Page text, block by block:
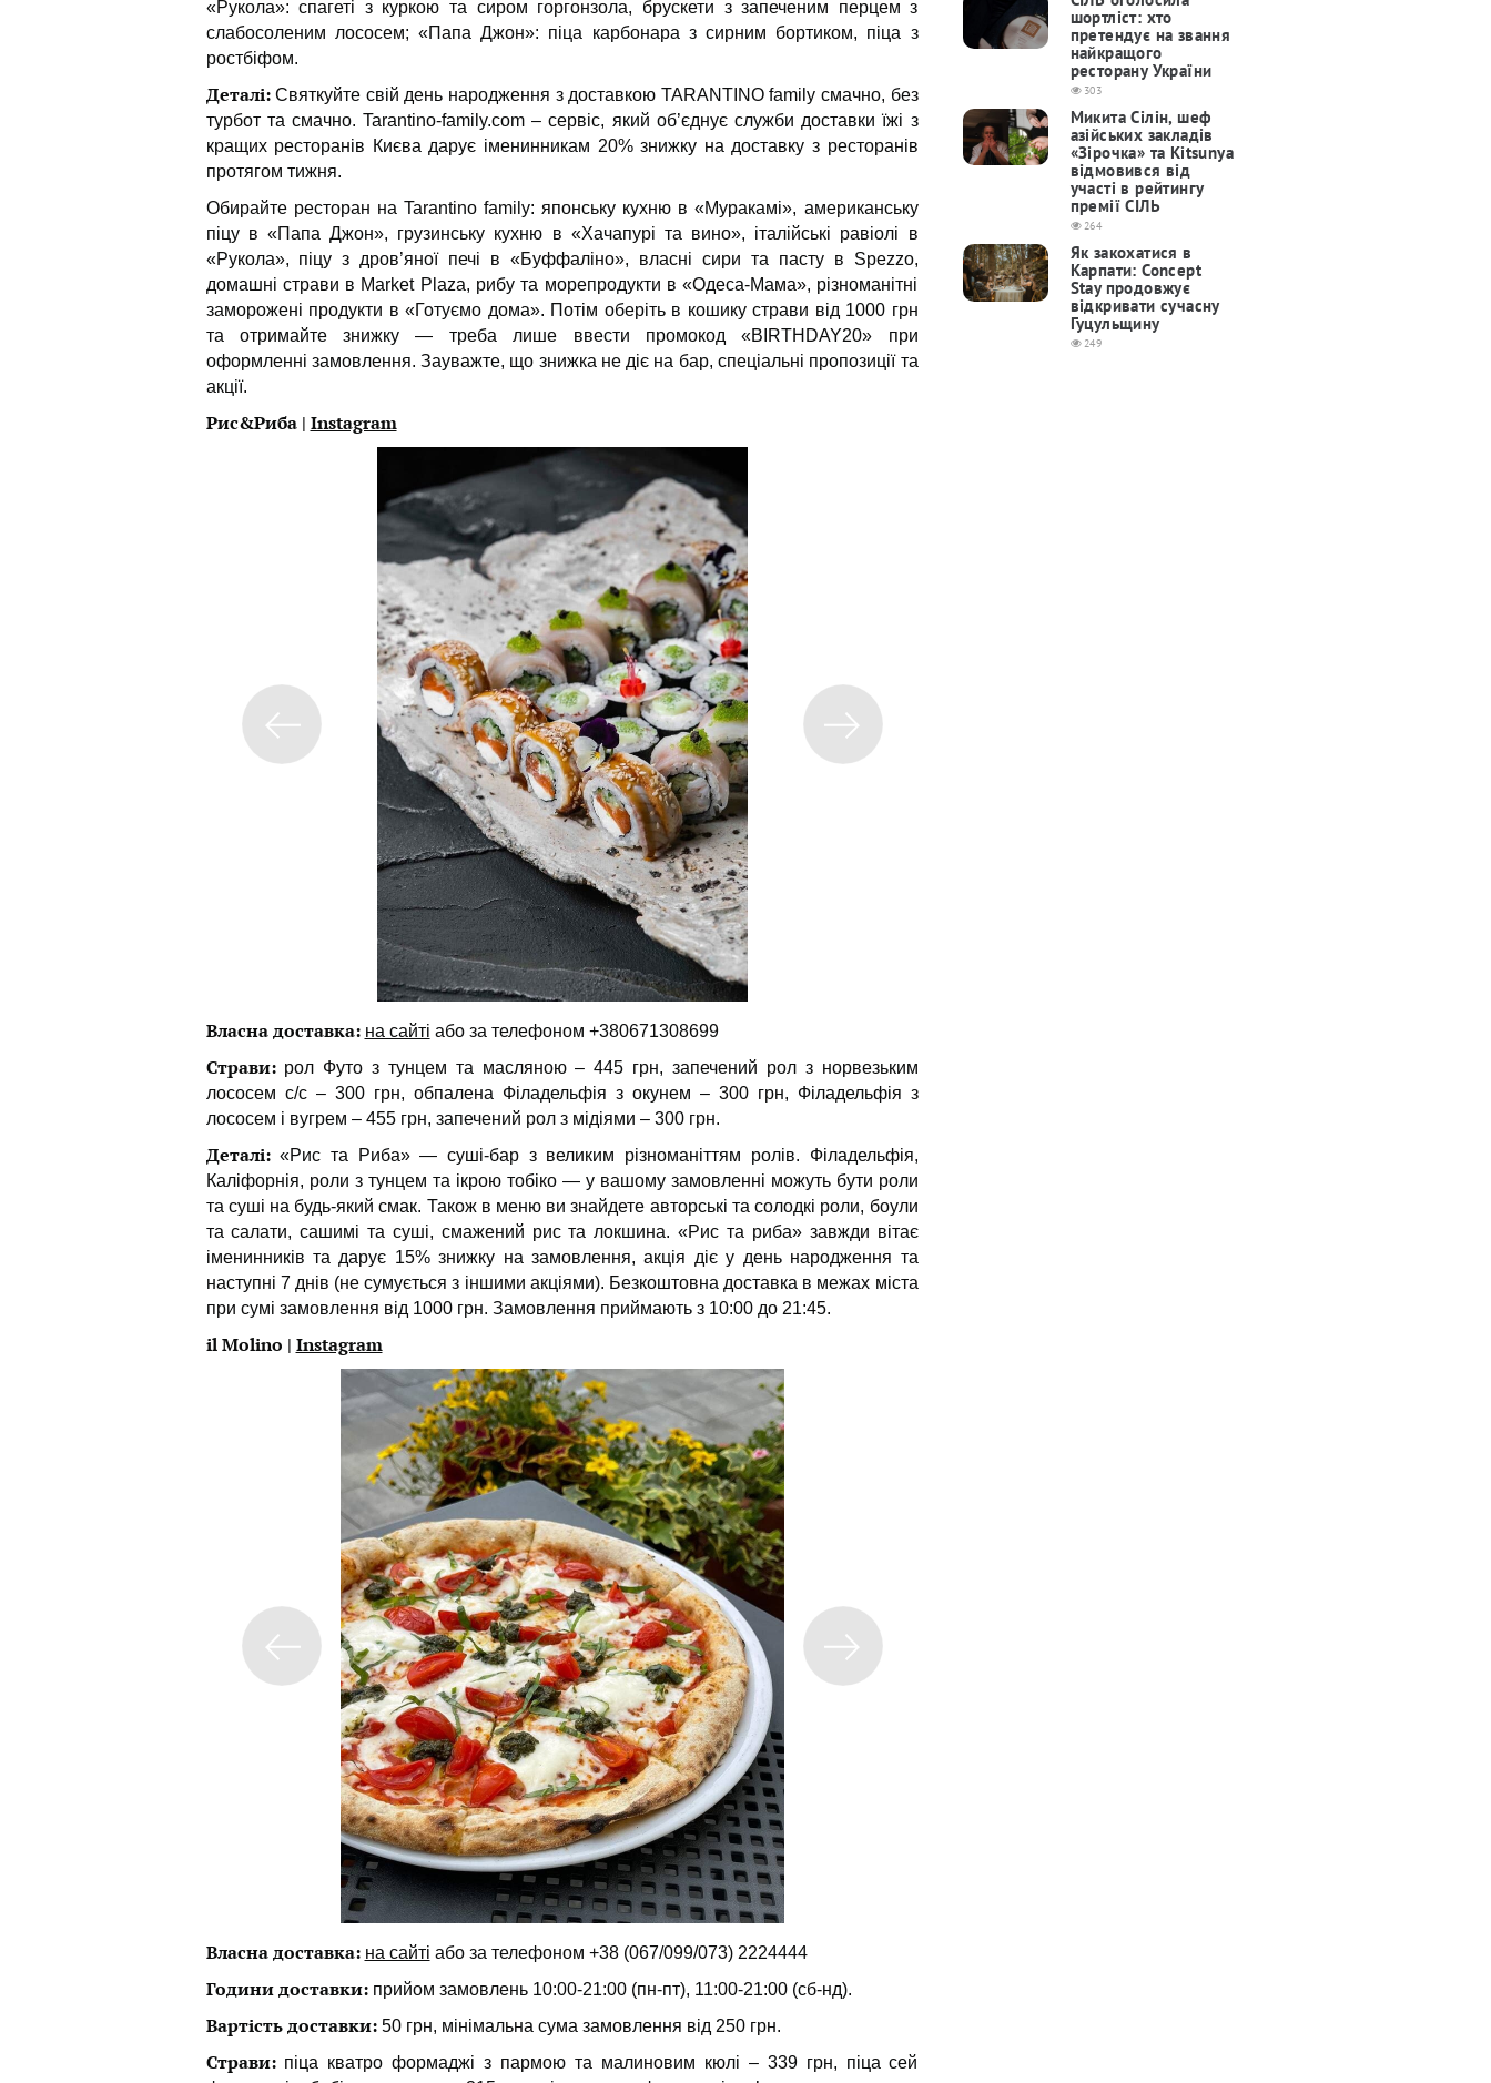
«Рукола»: спагеті з куркою та сиром горгонзола, брускети з запеченим перцем з
слабосоленим лососем; «Папа Джон»: піца карбонара з сирним бортиком, піца з
ростбіфом.
Деталі:Святкуйте свій день народження з доставкою TARANTINO family смачно, без
турбот та смачно. Tarantino-family.com – сервіс, який об’єднує служби доставки їжі з
кращих ресторанів Києва дарує іменинникам 20% знижку на доставку з ресторанів
протягом тижня.
Обирайте ресторан на Tarantino family: японську кухню в «Муракамі», американську
піцу в «Папа Джон», грузинську кухню в «Хачапурі та вино», італійські равіолі в
«Рукола», піцу з дров’яної печі в «Буффаліно», власні сири та пасту в Spezzo,
домашні страви в Market Plaza, рибу та морепродукти в «Одеса-Мама», різноманітні
заморожені продукти в «Готуємо дома». Потім оберіть в кошику страви від 1000 грн
та отримайте знижку — треба лише ввести промокод «BIRTHDAY20» при
оформленні замовлення. Зауважте, що знижка не діє на бар, спеціальні пропозиції та
акції.
Рис&Риба | Instagram
Власна доставка: на сайті або за телефоном +380671308699
Страви:рол Футо з тунцем та масляною – 445 грн, запечений рол з норвезьким
лососем с/с – 300 грн, обпалена Філадельфія з окунем – 300 грн, Філадельфія з
лососем і вугрем – 455 грн, запечений рол з мідіями – 300 грн.
Деталі:«Рис та Риба» — суші-бар з великим різноманіттям ролів. Філадельфія,
Каліфорнія, роли з тунцем та ікрою тобіко — у вашому замовленні можуть бути роли
та суші на будь-який смак. Також в меню ви знайдете авторські та солодкі роли, боули
та салати, сашимі та суші, смажений рис та локшина. «Рис та риба» завжди вітає
іменинників та дарує 15% знижку на замовлення, акція діє у день народження та
наступні 7 днів (не сумується з іншими акціями). Безкоштовна доставка в межах міста
при сумі замовлення від 1000 грн. Замовлення приймають з 10:00 до 21:45.
il Molino | Instagram
Власна доставка: на сайті або за телефоном +38 (067/099/073) 2224444
Години доставки:прийом замовлень 10:00-21:00 (пн-пт), 11:00-21:00 (сб-нд).
Вартість доставки:50 грн, мінімальна сума замовлення від 250 грн.
Страви:піца кватро формаджі з пармою та малиновим кюлі – 339 грн, піца сей
шортліст: хто
претендує на звання
найкращого
ресторану України
303
Микита Сілін, шеф
азійських закладів
«Зірочка» та Kitsunya
відмовився від
участі в рейтингу
премії СІЛЬ
264
Як закохатися в
Карпати: Concept
Stay продовжує
відкривати сучасну
Гуцульщину
249